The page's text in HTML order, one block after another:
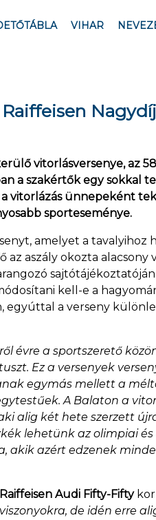
VIHAR
vitorlásversenye, az
a szakértők egy sokkal
vitorlázás ünnepeként
sporteseménye.
amelyet a tavalyihoz
aszály okozta alacsony
kell-e a
a verseny
évre a sportszerető
Ez a versenyek
egymás mellett a
A Balaton a
alig két hete szerzett
lehetünk az olimpiai
akik azért edzenek
Raiffeisen Audi Fifty-Fifty
de idén erre